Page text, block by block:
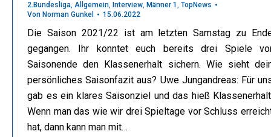
2.Bundesliga, Allgemein, Interview, Männer 1 , TopNews
Von Norman Gunkel 15.06.2022
Die Saison 2021/22 ist am letzten Samstag zu
gegangen. Ihr konntet euch bereits drei Spiele
Saisonende den Klassenerhalt sichern. Wie sieht
persönliches Saisonfazit aus? Uwe Jungandreas: Für
gab es ein klares Saisonziel und das hieß
Wenn man das wie wir drei Spieltage vor Schluss
hat, dann kann man mit…